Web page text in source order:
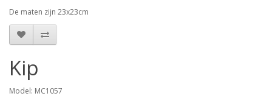
De maten zijn 23x23cm
Kip
Model: MC1057